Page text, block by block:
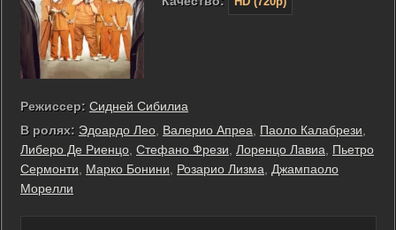
Режиссер: Сидней Сибилиа
В ролях: Эдоардо Лео Валерио Апреа Паоло Калабрези
Либеро Де Риенцо Стефано Фрези Лоренцо Лавиа
Пьетро
Сермонти
Марко Бонини Розарио Лизма
Джампаоло
Морелли